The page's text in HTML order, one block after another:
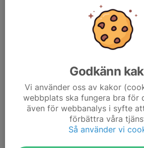
Godkänn
Vi använder oss av kakor
webbplats ska fungera bra för
även för webbanalys i syfte
förbättra våra
Så använder vi